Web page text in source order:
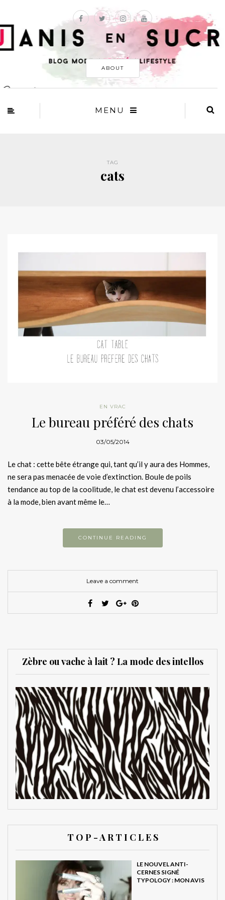
ABOUT
MENU
TAG
cats
EN VRAC
Le bureau préféré des chats
03/05/2014
Le chat : cette bête étrange qui, tant qu’il y aura des Hommes,
ne sera pas menacée de voie d’extinction. Boule de poils
tendance au top de la coolitude, le chat est devenu l’accessoire
à la mode, bien avant même le…
CONTINUE READING
Leave a comment
Zèbre ou vache à lait ? La mode des intellos
T O P - A R T I C L E S
LE NOUVEL ANTI-
CERNES SIGNÉ
TYPOLOGY : MON AVIS